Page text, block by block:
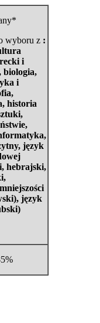
wyboru z :
i
biologia,
i
historia
,
język
hebrajski,
język